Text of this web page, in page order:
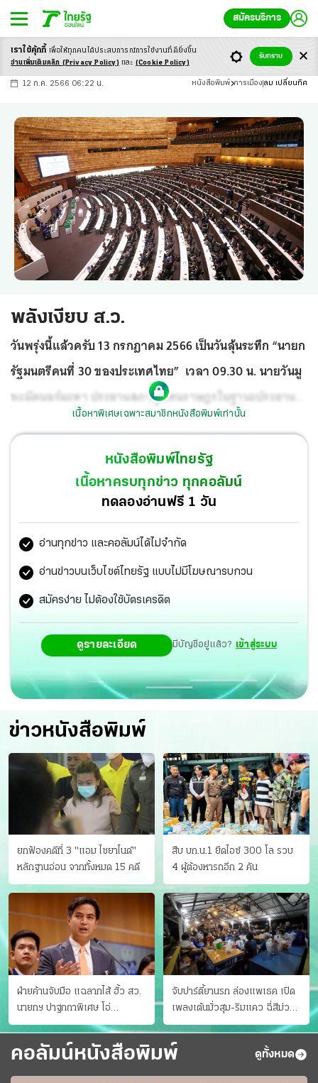
สมัครบริการ
-ก ก ก+
12 ก.ค. 2566 06:22 น. หนังสือพิมพ์ การเมือง ลม เปลี่ยนทิศ
พลังเงียบ ส.ว.
วันพรุ่งนี้แล้วครับ 13 กรกฎาคม 2566 เป็นวันลุ้นระทึก “นายก
รัฐมนตรีคนที่ 30 ของประเทศไทย” เวลา 09.30 น. นายวันมู
หะมัดนอร์มะทา ประธานสภาผู้แทนราษฎรในฐานะประธาน
รัฐสภา เรียกประชุมร่วมรัฐสภาเป็นครั้งแรกเพื่อ “พิจารณาให้
ความเห็นชอบบุคคลซึ่งสมควรได้รับแต่งตั้งเป็นนายกรัฐมนตรี
ตามมาตรา 272 ของรัฐธรรมนูญแห่งราชอาณาจักรไทย” การ
โหวตเลือกนายกฯ ครั้งนี้ 8 พรรคร่วมรัฐบาลเห็นชอบให้เสนอ
ชื่อ นายพิธา ลิ้มเจริญรัตน์ หัวหน้าพรรคก้าวไกล เป็น “นายก
รัฐมนตรีคนที่ 30” ตามมติเสียงประชาชนส่วนใหญ่ที่เลือก
พรรคก้าวไกลเป็นอันดับหนึ่งกว่า 14 ล้านเสียง ส.ส. 151 คน
เนื้อหาพิเศษเฉพาะสมาชิกหนังสือพิมพ์เท่านั้น
หนังสือพิมพ์ไทยรัฐ
เนื้อหาครบทุกข่าว ทุกคอลัมน์
ทดลองอ่านฟรี 1 วัน
อ่านทุกข่าว และคอลัมน์ได้ไม่จำกัด
อ่านข่าวบนเว็บไซต์ไทยรัฐ แบบไม่มีโฆษณารบกวน
สมัครง่าย ไม่ต้องใช้บัตรเครดิต
ดูรายละเอียด มีบัญชีอยู่แล้ว? เข้าสู่ระบบ
ข่าวหนังสือพิมพ์
ยกฟ้องคดีที่ 3 "แอม ไซยาไนด์"
หลักฐานอ่อน จากทั้งหมด 15 คดี
สืบ บก.น.1 ยึดไอซ์ 300 โล รวบ
4 ผู้ต้องหารถอีก 2 คัน
ฝ่ายค้านจับมือ แฉลากไส้ ฮั้ว สว.
นายกฯ ปาฐกถาพิเศษ โอ่
"อาเซียนหนึ่งเดียว"
จับปาร์ตี้ยานรก ล่องแพเธค เปิด
เพลงเต้นมั่วสุม-ริมแคว ฉี่สีม่วง
35 ราย
คอลัมน์หนังสือพิมพ์ ดูทั้งหมด
เราใช้คุ้กกี้ เพื่อให้ทุกคนได้ประสบการณ์การใช้งานที่ดียิ่งขึ้น
อ่านเพิ่มเติมคลิก (Privacy Policy) และ (Cookie Policy)
รับทราบ